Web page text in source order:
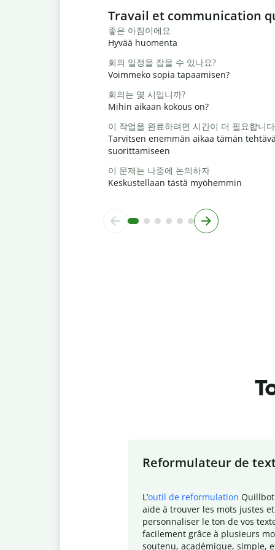
Slide 1 of 6
Travail et communication
좋은 아침이에요
Hyvää huomenta
회의 일정을 잡을 수 있나요?
Voimmeko sopia tapaamisen?
회의는 몇 시입니까?
Mihin aikaan kokous on?
이 작업을 완료하려면 시간이 더 필요합니
Tarvitsen enemmän aikaa tämän
suorittamiseen
이 문제는 나중에 논의하자
Keskustellaan tästä myöhemmin
Reformulateur de
L ’outil de reformulation
aide à trouver les mots justes
personnaliser le ton de vos
facilement grâce à plusieurs
soutenu, académique, simple,